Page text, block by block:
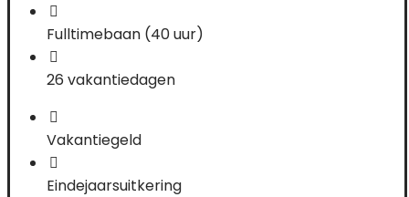
Fulltimebaan (40 uur)
26 vakantiedagen
Vakantiegeld
Eindejaarsuitkering